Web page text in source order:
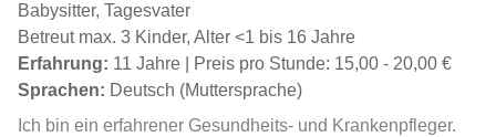
Babysitter, Tagesvater
Betreut max. 3 Kinder, Alter <1 bis 16 Jahre
Erfahrung: 11 Jahre | Preis pro Stunde: 15,00 - 20,00 €
Sprachen: Deutsch (Muttersprache)
Ich bin ein erfahrener Gesundheits- und Krankenpfleger.